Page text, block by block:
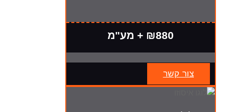
₪880 + מע"מ
צור קשר